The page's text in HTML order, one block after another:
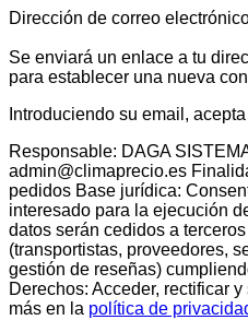
Dirección de correo
Se enviará un enlace a tu
para establecer una nueva
Introduciendo su email,
Responsable: DAGA
admin@climaprecio.es
pedidos Base jurídica:
interesado para la ejecución
datos serán cedidos a
(transportistas, proveedores,
gestión de reseñas)
Derechos: Acceder, rectificar
más en la política de